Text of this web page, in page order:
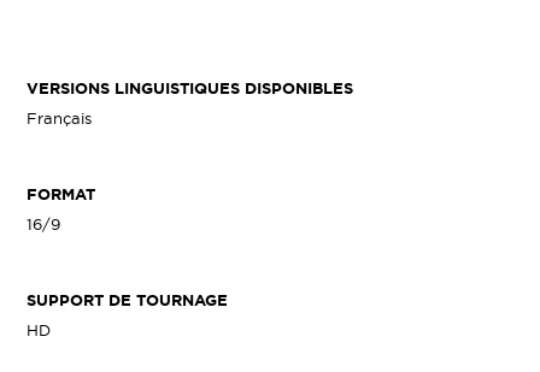
VERSIONS LINGUISTIQUES DISPONIBLES
Français
FORMAT
16/9
SUPPORT DE TOURNAGE
HD